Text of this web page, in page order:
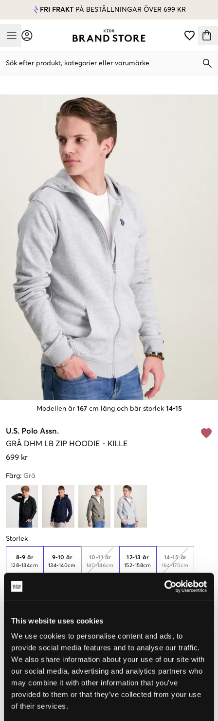
This website uses cookies
We use cookies to personalise content and ads, to
provide social media features and to analyse our traffic.
We also share information about your use of our site with
our social media, advertising and analytics partners who
may combine it with other information that you’ve
provided to them or that they’ve collected from your use
of their services.
FRI FRAKT PÅ BESTÄLLNINGAR ÖVER 699 KR
Mobile Menu
Sök efter produkt, kategorier eller varumärke
Modellen är 167 cm lång och bär storlek 14-15
U.S. Polo Assn.
GRÅ DHM LB ZIP HOODIE - KILLE
699 kr
Färg: Grå
Storlek
8-9 år
128-134cm
Endast
kvar
9-10 år
134-140cm
10-11 år
140-146cm
12-13 år
152-158cm
14-15 år
164-170cm
Få kvar
Upplevd storlek
Liten Perfekt Stor
VÄLJ STORLEK